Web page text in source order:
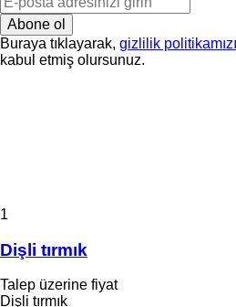
Abone ol
Buraya tıklayarak, gizlilik politikamızı
kabul etmiş olursunuz.
1
Dişli tırmık
Talep üzerine fiyat
Dişli tırmık